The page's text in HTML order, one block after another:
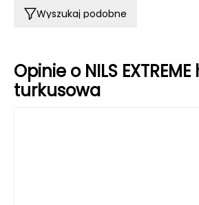
Wyszukaj podobne
Opinie o NILS
turkusowa